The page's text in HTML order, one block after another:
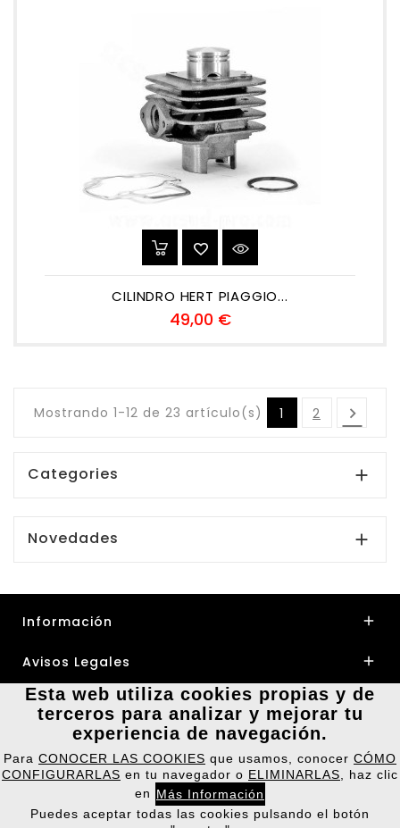
CILINDRO HERT PIAGGIO...
49,00 €Precio
Mostrando 1-12 de 23 artículo(s) 1 2 
Categories 
Novedades 
Información 
Avisos Legales 
Su Cuenta 
Nuestra Tienda
Esta web utiliza cookies propias y de
terceros para analizar y mejorar tu
experiencia de navegación.
Para CONOCER LAS COOKIES que usamos, conocer CÓMO
CONFIGURARLAS en tu navegador o ELIMINARLAS , haz clic
en Más Información
Puedes aceptar todas las cookies pulsando el botón